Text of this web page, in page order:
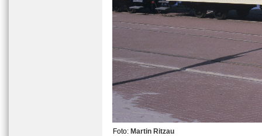
Foto: Martin Ritzau